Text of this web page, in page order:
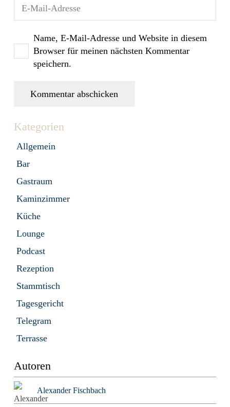
Name, E-Mail-Adresse und Website in diesem
Browser für meinen nächsten Kommentar
speichern.
Kommentar abschicken
Kategorien
Allgemein
Bar
Gastraum
Kaminzimmer
Küche
Lounge
Podcast
Rezeption
Stammtisch
Tagesgericht
Telegram
Terrasse
Autoren
Alexander Fischbach